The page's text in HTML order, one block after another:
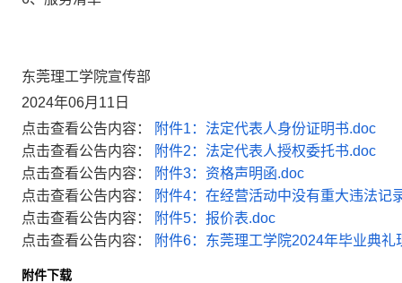
东莞理工学院宣传部
2024年06月11日
点击查看公告内容：
附件1：法定代表人身份证明书.doc
点击查看公告内容：
附件2：法定代表人授权委托书.doc
点击查看公告内容：
附件3：资格声明函.doc
点击查看公告内容：
附件4：在经营活动中没有重大违法记
点击查看公告内容：
附件5：报价表.doc
点击查看公告内容：
附件6：东莞理工学院2024年毕业典
附件下载